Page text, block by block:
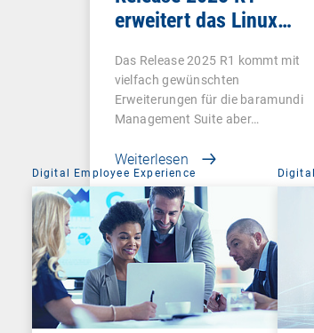
erweitert das Linux
macht Schluss mit
Altlasten
Das Release 2025 R1 kommt mit
vielfach gewünschten
Erweiterungen für die baramundi
Management Suite aber…
Weiterlesen
Digital Employee Experience